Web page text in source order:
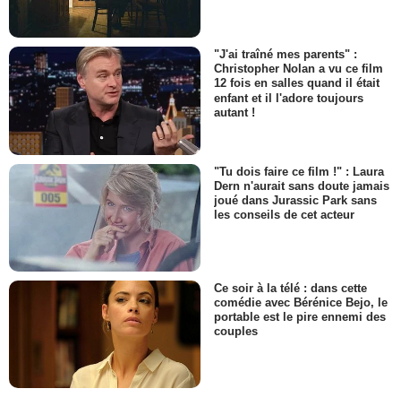
"J'ai traîné mes parents" :
Christopher Nolan a vu ce film
12 fois en salles quand il était
enfant et il l'adore toujours
autant !
"Tu dois faire ce film !" : Laura
Dern n'aurait sans doute jamais
joué dans Jurassic Park sans
les conseils de cet acteur
Ce soir à la télé : dans cette
comédie avec Bérénice Bejo, le
portable est le pire ennemi des
couples